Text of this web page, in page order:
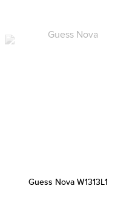
Guess Nova W1313L1